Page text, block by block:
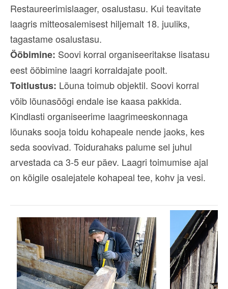
Restaureerimislaager, osalustasu. Kui teavitate
laagris mitteosalemisest hiljemalt 18. juuliks,
tagastame osalustasu.
Ööbimine: Soovi korral organiseeritakse lisatasu
eest ööbimine laagri korraldajate poolt.
Toitlustus: Lõuna toimub objektil. Soovi korral
võib lõunasöögi endale ise kaasa pakkida.
Kindlasti organiseerime laagrimeeskonnaga
lõunaks sooja toidu kohapeale nende jaoks, kes
seda soovivad. Toidurahaks palume sel juhul
arvestada ca 3-5 eur päev. Laagri toimumise ajal
on kõigile osalejatele kohapeal tee, kohv ja vesi.